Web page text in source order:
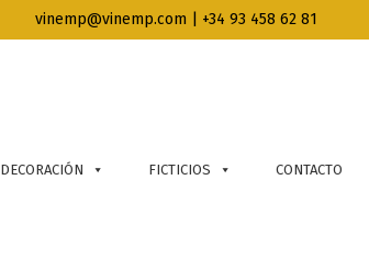
vinemp@vinemp.com | +34 93 458 62 81
DECORACIÓN FICTICIOS CONTACTO